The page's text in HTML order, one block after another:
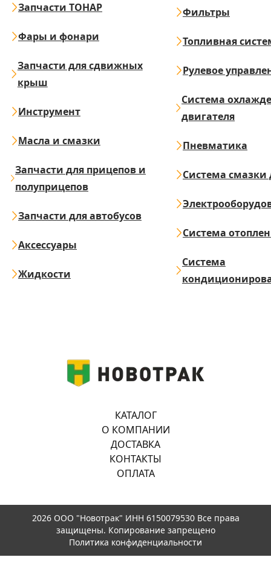
Запчасти ТОНАР
Фары и фонари
Запчасти для сдвижных
крыш
Инструмент
Масла и смазки
Запчасти для прицепов и
полуприцепов
Запчасти для автобусов
Аксессуары
Жидкости
Фильтры
Топливная
Рулевое
Система
двигателя
Пневматика
Система смазки
Система
Система
КАТАЛОГ
О КОМПАНИИ
ДОСТАВКА
КОНТАКТЫ
ОПЛАТА
2026 ООО "Новотрак" ИНН 6150079530 Все права
защищены. Копирование запрещено
Политика конфиденциальности